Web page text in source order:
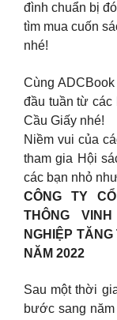
đình chuẩn bị
tìm mua cuốn
nhé!
Cùng
đầu tuần từ các
Cầu Giấy nhé!
Niềm vui của
tham gia Hội
các bạn nhỏ
CÔNG TY
THÔNG
NGHIỆP
NĂM 2022
Sau một thời
bước sang